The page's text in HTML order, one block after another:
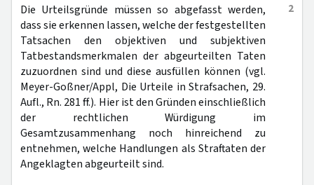
2
Die Urteilsgründe müssen so abgefasst werden,
dass sie erkennen lassen, welche der festgestellten
Tatsachen den objektiven und subjektiven
Tatbestandsmerkmalen der abgeurteilten Taten
zuzuordnen sind und diese ausfüllen können (vgl.
Meyer-Goßner/Appl, Die Urteile in Strafsachen, 29.
Aufl., Rn. 281 ff.). Hier ist den Gründen einschließlich
der rechtlichen Würdigung im
Gesamtzusammenhang noch hinreichend zu
entnehmen, welche Handlungen als Straftaten der
Angeklagten abgeurteilt sind.